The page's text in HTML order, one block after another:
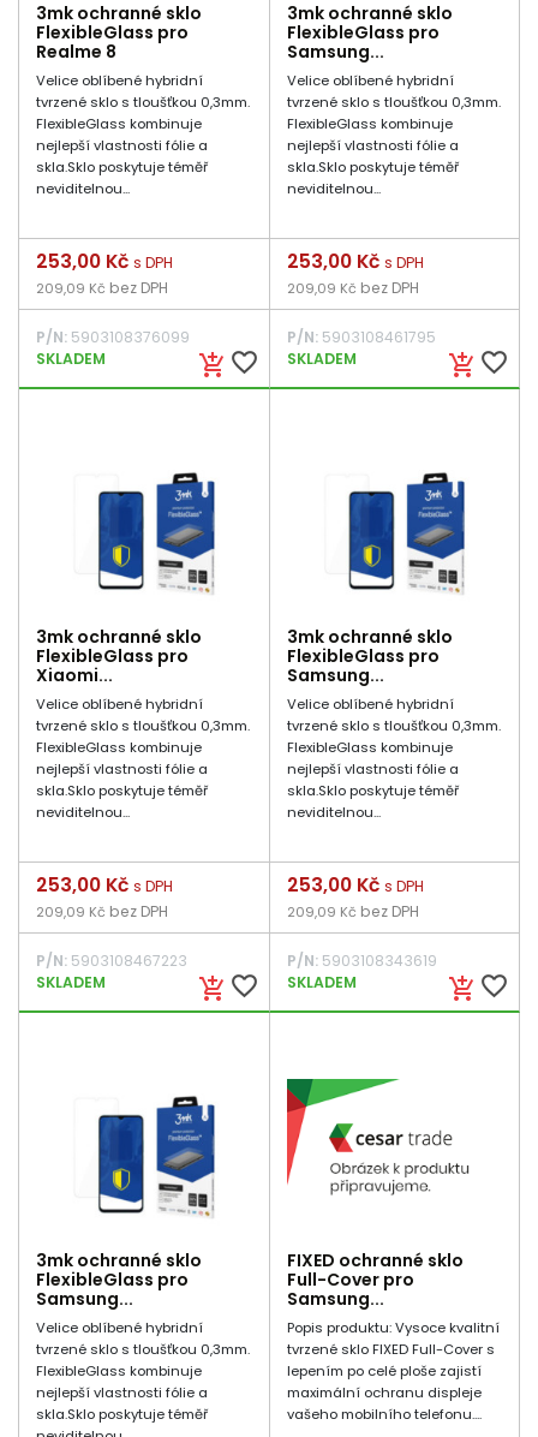
3mk ochranné sklo
FlexibleGlass pro
Realme 8
Velice oblíbené hybridní
tvrzené sklo s tloušťkou 0,3mm.
FlexibleGlass kombinuje
nejlepší vlastnosti fólie a
skla.Sklo poskytuje téměř
neviditelnou...
add_shopping_cart favorite_border
Cena
253,00 Kč s DPH
209,09 Kč bez DPH
P/N: 5903108376099
SKLADEM
3mk ochranné sklo
FlexibleGlass pro
Samsung...
Velice oblíbené hybridní
tvrzené sklo s tloušťkou 0,3mm.
FlexibleGlass kombinuje
nejlepší vlastnosti fólie a
skla.Sklo poskytuje téměř
neviditelnou...
add_shopping_cart favorite_border
Cena
253,00 Kč s DPH
209,09 Kč bez DPH
P/N:5903108461795
SKLADEM
3mk ochranné sklo
FlexibleGlass pro
Xiaomi...
Velice oblíbené hybridní
tvrzené sklo s tloušťkou 0,3mm.
FlexibleGlass kombinuje
nejlepší vlastnosti fólie a
skla.Sklo poskytuje téměř
neviditelnou...
add_shopping_cart favorite_border
Cena
253,00 Kč s DPH
209,09 Kč bez DPH
P/N: 5903108467223
SKLADEM
3mk ochranné sklo
FlexibleGlass pro
Samsung...
Velice oblíbené hybridní
tvrzené sklo s tloušťkou 0,3mm.
FlexibleGlass kombinuje
nejlepší vlastnosti fólie a
skla.Sklo poskytuje téměř
neviditelnou...
add_shopping_cart favorite_border
Cena
253,00 Kč s DPH
209,09 Kč bez DPH
P/N:5903108343619
SKLADEM
3mk ochranné sklo
FlexibleGlass pro
Samsung...
Velice oblíbené hybridní
tvrzené sklo s tloušťkou 0,3mm.
FlexibleGlass kombinuje
nejlepší vlastnosti fólie a
skla.Sklo poskytuje téměř
FIXED ochranné sklo
Full-Cover pro
Samsung...
Popis produktu: Vysoce kvalitní
tvrzené sklo FIXED Full-Cover s
lepením po celé ploše zajistí
maximální ochranu displeje
vašeho mobilního telefonu....